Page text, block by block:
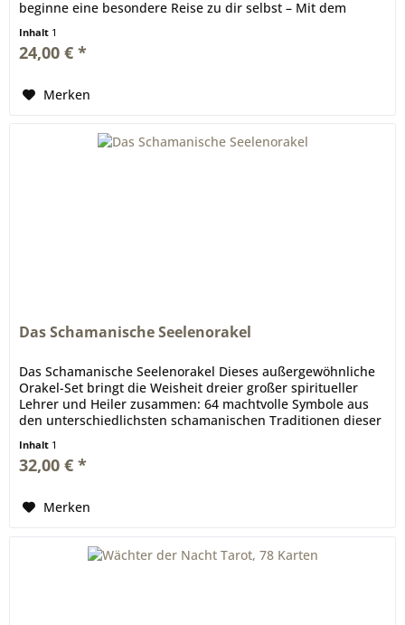
beginne eine besondere Reise zu dir selbst – Mit dem
Inhalt 1
24,00 € *
Merken
Das Schamanische Seelenorakel
Das Schamanische Seelenorakel Dieses außergewöhnliche
Orakel-Set bringt die Weisheit dreier großer spiritueller
Lehrer und Heiler zusammen: 64 machtvolle Symbole aus
den unterschiedlichsten schamanischen Traditionen dieser
Inhalt 1
32,00 € *
Merken